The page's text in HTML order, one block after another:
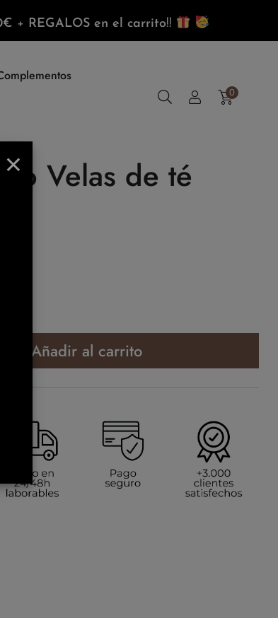
+ REGALOS en el carrito!!
0
Velas de té
Añadir al carrito
×